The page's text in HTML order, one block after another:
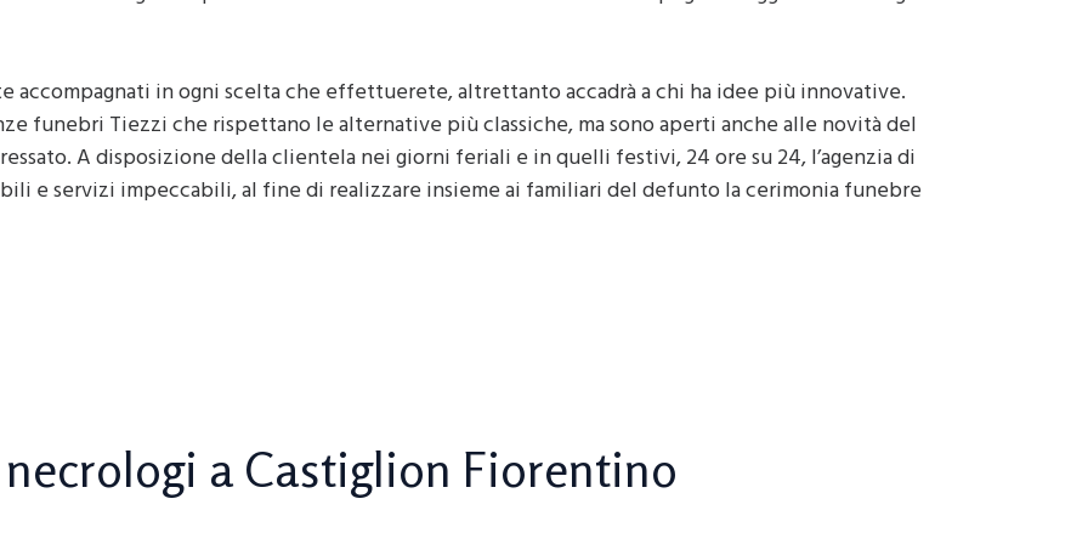
accompagnati in ogni scelta che effettuerete, altrettanto accadrà a chi ha idee più innovative.
funebri Tiezzi che rispettano le alternative più classiche, ma sono aperti anche alle novità del
A disposizione della clientela nei giorni feriali e in quelli festivi, 24 ore su 24, l’agenzia di
e servizi impeccabili, al fine di realizzare insieme ai familiari del defunto la cerimonia funebre
a Castiglion Fiorentino